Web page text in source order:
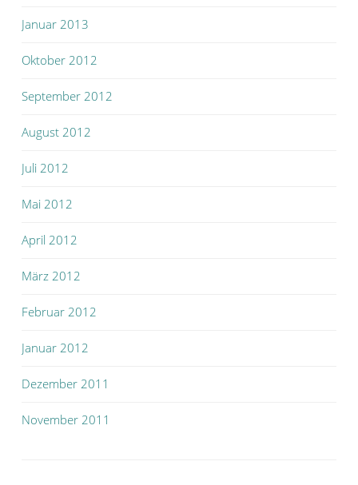
Januar 2013
Oktober 2012
September 2012
August 2012
Juli 2012
Mai 2012
April 2012
März 2012
Februar 2012
Januar 2012
Dezember 2011
November 2011